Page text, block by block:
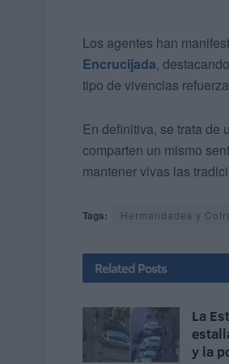
Los agentes han
Encrucijada,
tipo de vivencias
En definitiva, se trata de
comparten un mismo
mantener vivas las
Tags: Hermandades y
Related Posts
La
y la